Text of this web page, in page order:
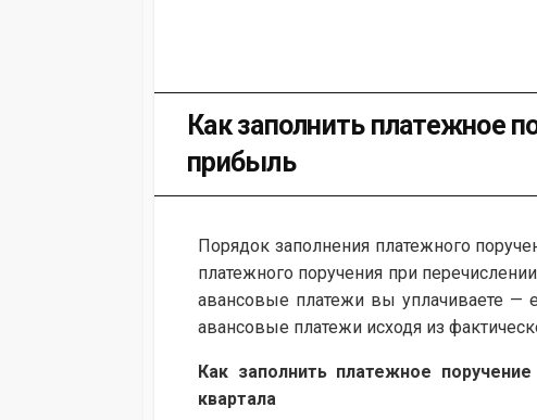
Как заполнить платежное
прибыль
Порядок заполнения платежного
платежного поручения при
авансовые платежи вы уплачиваете —
авансовые платежи исходя из
Как заполнить платежное
квартала